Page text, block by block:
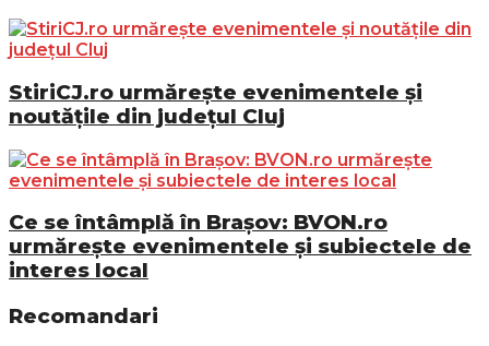
StiriCJ.ro urmărește evenimentele și
noutățile din județul Cluj
Ce se întâmplă în Brașov: BVON.ro
urmărește evenimentele și subiectele de
interes local
Recomandari